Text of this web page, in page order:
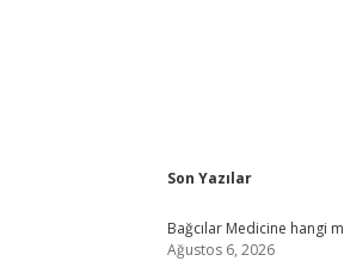
Sidebar
Son Yazılar
Bağcılar Medicine hangi
Ağustos 6, 2026